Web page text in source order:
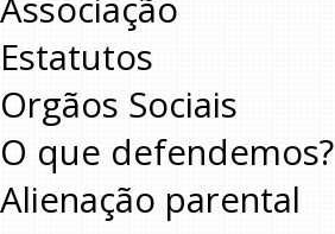
Associação
Estatutos
Orgãos Sociais
O que defendemos?
Alienação parental